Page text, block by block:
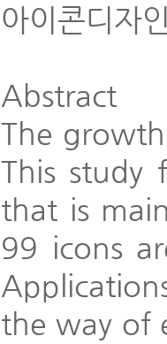
아이콘디자
Abstract
The
This study
that is
99 icons
the way of